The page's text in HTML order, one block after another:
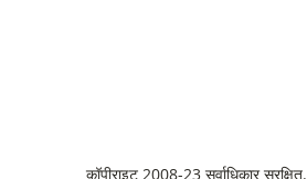
कॉपीराइट 2008-23 सर्वाधिकार सुरक्षित.